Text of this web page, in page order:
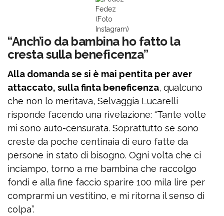
Fedez
(Foto
Instagram)
“Anch’io da bambina ho fatto la
cresta sulla beneficenza”
Alla domanda se si è mai pentita per aver
attaccato, sulla finta beneficenza, qualcuno
che non lo meritava, Selvaggia Lucarelli
risponde facendo una rivelazione: “Tante volte
mi sono auto-censurata. Soprattutto se sono
creste da poche centinaia di euro fatte da
persone in stato di bisogno. Ogni volta che ci
inciampo, torno a me bambina che raccolgo
fondi e alla fine faccio sparire 100 mila lire per
comprarmi un vestitino, e mi ritorna il senso di
colpa”.